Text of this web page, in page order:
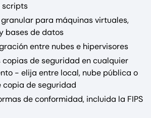
scripts
para máquinas virtuales,
bases de datos
entre nubes e hipervisores
de seguridad en cualquier
- elija entre local, nube pública o
copia de seguridad
de conformidad, incluida la FIPS